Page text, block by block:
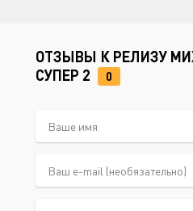
ОТЗЫВЫ К РЕЛИЗУ
СУПЕР 2
0